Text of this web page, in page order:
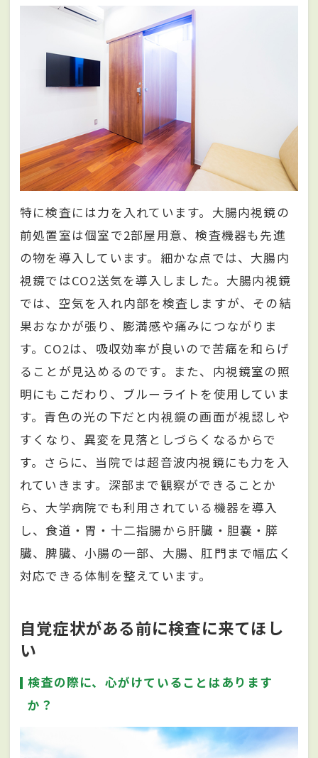
特に検査には力を入れています。大腸内視鏡の
前処置室は個室で2部屋用意、検査機器も先進
の物を導入しています。細かな点では、大腸内
視鏡ではCO2送気を導入しました。大腸内視鏡
では、空気を入れ内部を検査しますが、その結
果おなかが張り、膨満感や痛みにつながりま
す。CO2は、吸収効率が良いので苦痛を和らげ
ることが見込めるのです。また、内視鏡室の照
明にもこだわり、ブルーライトを使用していま
す。青色の光の下だと内視鏡の画面が視認しや
すくなり、異変を見落としづらくなるからで
す。さらに、当院では超音波内視鏡にも力を入
れていきます。深部まで観察ができることか
ら、大学病院でも利用されている機器を導入
し、食道・胃・十二指腸から肝臓・胆嚢・膵
臓、脾臓、小腸の一部、大腸、肛門まで幅広く
対応できる体制を整えています。
自覚症状がある前に検査に来てほし
い
検査の際に、心がけていることはあります
か？